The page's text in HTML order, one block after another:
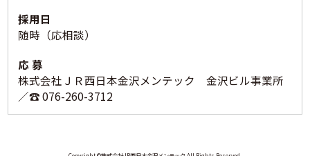
採用日
随時（応相談）
応 募
株式会社ＪＲ西日本金沢メンテック 金沢ビル事業所
／☎ 076-260-3712